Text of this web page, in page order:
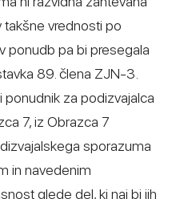
takšne vrednosti po
ponudb pa bi presegala
89. člena ZJN-3.
ponudnik za podizvajalca
7, iz Obrazca 7
sporazuma
in navedenim
glede del, ki naj bi jih